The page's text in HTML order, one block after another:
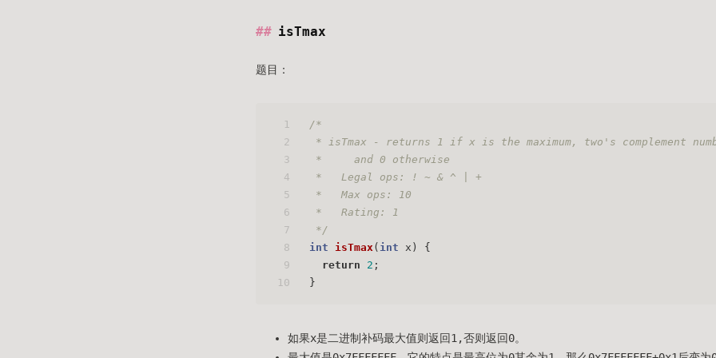
isTmax
题目：
1
2
3
4
5
6
7
8
9
10
/*
* isTmax - returns 1 if x is the maximum, two's complement
*     and 0 otherwise
*   Legal ops: ! ~ & ^ | +
*   Max ops: 10
*   Rating: 1
*/
int
isTmax( int x)
{
return
2 ;
}
如果x是二进制补码最大值则返回1,否则返回0。